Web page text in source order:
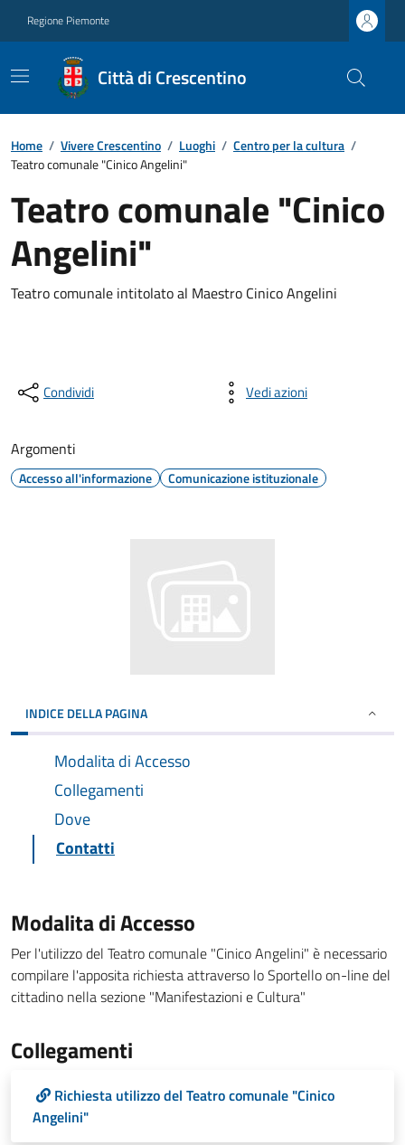
Regione Piemonte
Città di Crescentino
Home / Vivere Crescentino / Luoghi / Centro per la cultura /
Teatro comunale "Cinico Angelini"
Teatro comunale "Cinico
Angelini"
Teatro comunale intitolato al Maestro Cinico Angelini
Condividi Vedi azioni
Argomenti
Accesso all'informazione Comunicazione istituzionale
INDICE DELLA PAGINA
Modalita di Accesso
Collegamenti
Dove
Contatti
Modalita di Accesso
Per l'utilizzo del Teatro comunale "Cinico Angelini" è necessario
compilare l'apposita richiesta attraverso lo Sportello on-line del
cittadino nella sezione "Manifestazioni e Cultura"
Collegamenti
Richiesta utilizzo del Teatro comunale "Cinico
Angelini"